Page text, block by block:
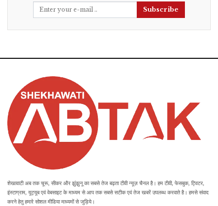
Subscribe
शेखावाटी अब तक चूरू, सीकर और झुंझुनू का सबसे तेज बढ़ता टीवी न्यूज़ चैनल है। हम टीवी, फेसबुक, ट्विटर,
इंस्टाग्राम, यूट्यूब एवं वेबसाइट के माध्यम से आप तक सबसे सटीक एवं तेज खबरें उपलब्ध करवाते है। हमसे संवाद
करने हेतु हमारे सोशल मीडिया माध्यमों से जुड़िये।